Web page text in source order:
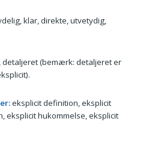
klar, direkte, utvetydig,
(bemærk: detaljeret er
eksplicit definition, eksplicit
eksplicit hukommelse, eksplicit